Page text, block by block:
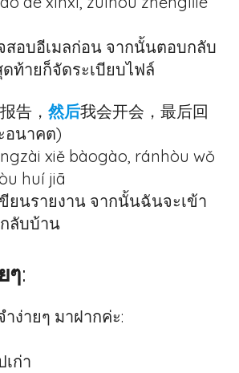
สอบอีเมลก่อน จากนั้นตอบกลับ
ท้ายก็จัดระเบียบไฟล์
告， 然后我会开会，最后回
อนาคต)
xiě bàogào, ránhòu wǒ
huí jiā
ยนรายงาน จากนั้นฉันจะเข้า
ลับบ้าน
ๆ:
ง่ายๆ มาฝากค่ะ:
เก่า